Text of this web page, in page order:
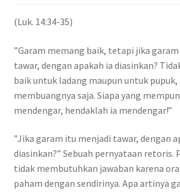
Katalog
(Luk. 14:34-35)
”Garam memang baik, tetapi jika
tawar, dengan apakah ia diasinkan?
baik untuk ladang maupun untuk pupuk,
membuangnya saja. Siapa yang
mendengar, hendaklah ia mendengar!”
”Jika garam itu menjadi tawar, dengan
diasinkan?” Sebuah pernyataan retoris.
tidak membutuhkan jawaban karena
paham dengan sendirinya. Apa artinya